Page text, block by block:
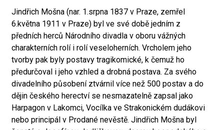
Jindřich Mošna (nar. 1.srpna 1837 v Praze, zemřel
6.května 1911 v Praze) byl ve své době jedním z
předních herců Národního divadla v oboru vážných
charakterních rolí i rolí veseloherních. Vrcholem jeho
tvorby pak byly postavy tragikomické, k čemuž ho
předurčoval i jeho vzhled a drobná postava. Za svého
divadelního působení ztvárnil více než 500 postav a do
dějin českého herectví se nesmazatelně zapsal jako
Harpagon v Lakomci, Vocílka ve Strakonickém dudákovi
nebo principál v Prodané nevěstě. Jindřich Mošna byl